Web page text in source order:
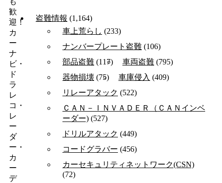
歓
迎！
カ
ー
ナ
ビ・
ド
ラ
レ
コ・
レ
ー
ダ
ー・
カ
ー
デ
盗難情報 (1,164)
車上荒らし (233)
ナンバープレート盗難 (106)
部品盗難 (117) 車両盗難 (795)
器物損壊 (75) 車庫侵入 (409)
リレーアタック (522)
ＣＡＮ－ＩＮＶＡＤＥＲ（ＣＡＮインベ
ーダー) (527)
ドリルアタック (449)
コードグラバー (456)
カーセキュリティネットワーク(CSN)
(72)